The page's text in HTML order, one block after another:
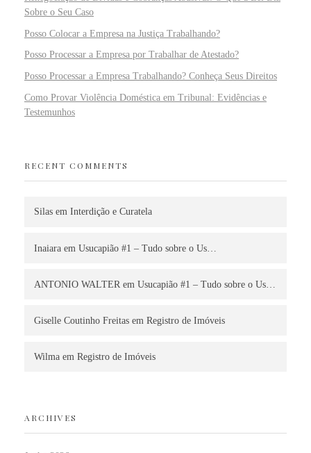
Sobre o Seu Caso
Posso Colocar a Empresa na Justiça Trabalhando?
Posso Processar a Empresa por Trabalhar de Atestado?
Posso Processar a Empresa Trabalhando? Conheça Seus Direitos
Como Provar Violência Doméstica em Tribunal: Evidências e
Testemunhos
RECENT COMMENTS
Silas em Interdição e Curatela
Inaiara em Usucapião #1 – Tudo sobre o Us…
ANTONIO WALTER em Usucapião #1 – Tudo sobre o Us…
Giselle Coutinho Freitas em Registro de Imóveis
Wilma em Registro de Imóveis
ARCHIVES